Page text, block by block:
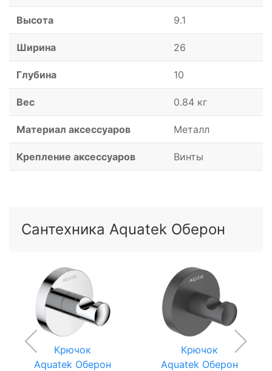
Высота 9.1
Ширина 26
Глубина 10
Вес 0.84 кг
Материал аксессуаров Металл
Крепление аксессуаров Винты
Сантехника Aquatek Оберон
Крючок
Aquatek Оберон
Крючок
Aquatek Оберон